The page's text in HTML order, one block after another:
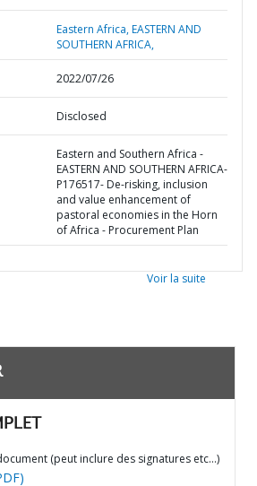
Eastern Africa,EASTERN AND
SOUTHERN AFRICA,
2022/07/26
Disclosed
Eastern and Southern Africa -
EASTERN AND SOUTHERN AFRICA-
P176517- De-risking, inclusion
and value enhancement of
pastoral economies in the Horn
of Africa - Procurement Plan
Voir la suite
(peut inclure des signatures etc…)